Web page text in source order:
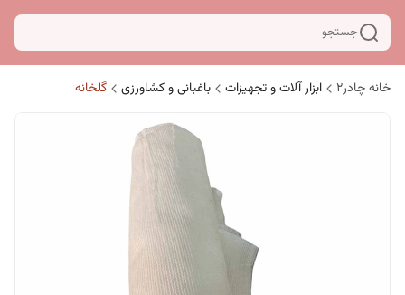
جستجو
خانه چادر۲ ابزار آلات و تجهیزات باغبانی و کشاورزی گلخانه